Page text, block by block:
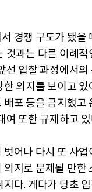
경쟁 구도가 됐을
것과는 다른 이례적
선 입찰 과정에서
한 의지를 보이고
배포 등을 금지했고
여 또한 규제하고
벗어나 다시 또 사
의지로 문제될 만한
지다. 게다가 당초